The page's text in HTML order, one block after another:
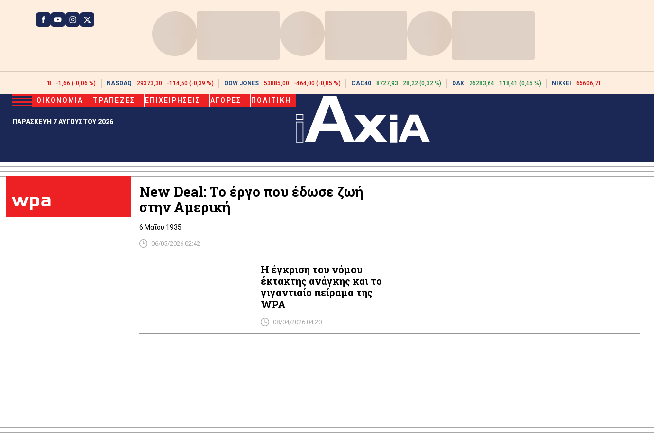
2606,78 -1,66 (-0,06 %) NASDAQ 29373,30 -114,50 (-0,39 %) DOW JONES 53885,00 -464,00 (-0,85 %) CAC40 8727,93 28,22 (0,32 %) DAX 26283,64 118,41 (0,45 %) NIKKEI 65606,71
ΠΑΡΑΣΚΕΥΗ 7 ΑΥΓΟΥΣΤΟΥ 2026
ΟΙΚΟΝΟΜΙΑ ΤΡΑΠΕΖΕΣ ΕΠΙΧΕΙΡΗΣΕΙΣ ΑΓΟΡΕΣ ΠΟΛΙΤΙΚΗ
wpa
New Deal: Το έργο που έδωσε ζωή
στην Αμερική
6 Μαΐου 1935
06/05/2026 02:42
Η έγκριση του νόμου
έκτακτης ανάγκης και το
γιγαντιαίο πείραμα της
WPA
08/04/2026 04:20